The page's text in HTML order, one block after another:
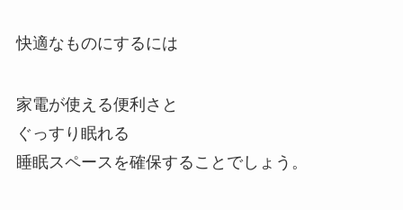
快適なものにするには
家電が使える便利さと
ぐっすり眠れる
睡眠スペースを確保することでしょう。